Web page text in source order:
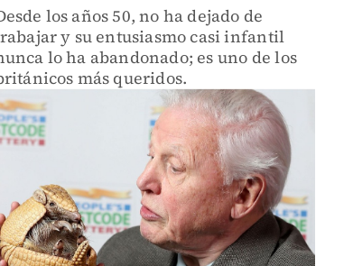
los años 50, no ha dejado de
y su entusiasmo casi infantil
lo ha abandonado; es uno de los
más queridos.